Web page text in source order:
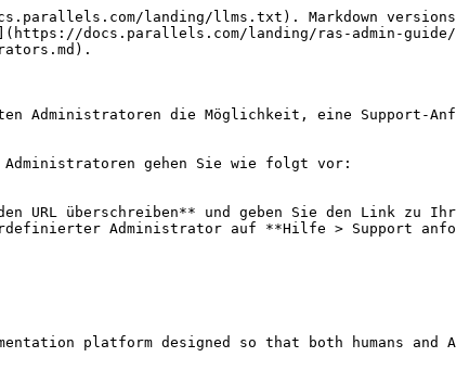
landing/llms.txt). Markdown
docs.parallels.com/landing/ras-admin-guide/
Administratoren die Möglichkeit, eine Support-
gehen Sie wie folgt vor:
URL überschreiben** und geben Sie den Link zu
Administrator auf **Hilfe > Support
platform designed so that both humans and